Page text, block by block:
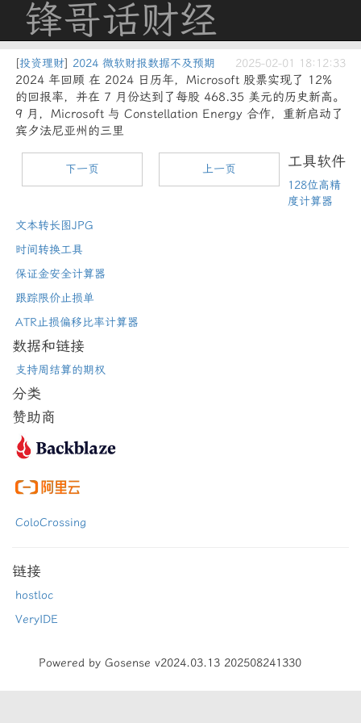
锋哥话财经
[投资理财] 2024 微软财报数据不及预期 2025-02-01 18:12:33
2024 年回顾 在 2024 日历年，Microsoft 股票实现了 12%
的回报率，并在 7 月份达到了每股 468.35 美元的历史新高。
9 月，Microsoft 与 Constellation Energy 合作，重新启动了
宾夕法尼亚州的三里
下一页 上一页 工具软件
128位高精
度计算器
文本转长图JPG
时间转换工具
保证金安全计算器
跟踪限价止损单
ATR止损偏移比率计算器
数据和链接
支持周结算的期权
分类
赞助商
ColoCrossing
链接
hostloc
VeryIDE
Powered by Gosense v2024.03.13 202508241330